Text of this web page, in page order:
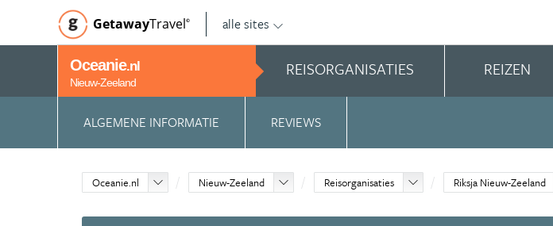
GetawayTravel© alle sites
Oceanie.nl
Nieuw-Zeeland
REISORGANISATIES REIZEN
ALGEMENE INFORMATIE REVIEWS
Oceanie.nl Nieuw-Zeeland Reisorganisaties Riksja Nieuw-Zeeland